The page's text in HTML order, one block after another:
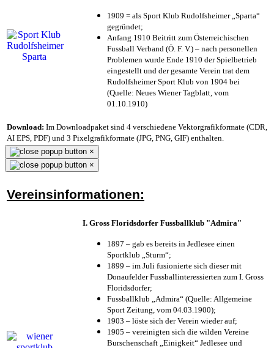
1909 = als Sport Klub Rudolfsheimer „Sparta“
gegründet;
Anfang 1910 Beitritt zum Österreichischen
Fussball Verband (Ö. F. V.) – nach personellen
Problemen wurde Ende 1910 der Spielbetrieb
eingestellt und der gesamte Verein trat dem
Rudolfsheimer Sport Klub von 1904 bei
(Quelle: Neues Wiener Tagblatt, vom
01.10.1910)
Download: Im Downloadpaket sind 4 verschiedene Vektorgrafikformate (CDR,
AI EPS, PDF) und 3 Pixelgrafikformate (JPG, PNG, GIF) enthalten.
×
×
Vereinsinformationen:
I. Gross Floridsdorfer Fussballklub "Admira"
1897 – gab es bereits in Jedlesee einen
Sportklub „Sturm“;
1899 – im Juli fusionierte sich dieser mit
Donaufelder Fussballinteressierten zum I. Gross
Floridsdorfer;
Fussballklub „Admira“ (Quelle: Allgemeine
Sport Zeitung, vom 04.03.1900);
1903 – löste sich der Verein wieder auf;
1905 – vereinigten sich die wilden Vereine
Burschenschaft „Einigkeit“ Jedlesee und